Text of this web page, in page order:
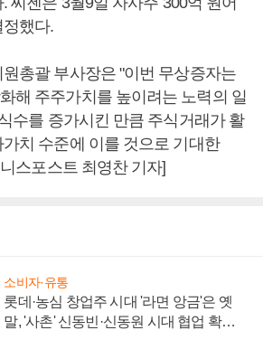
했다.
총괄 부사장은 "이번 무상증자는
해 주주가치를 높이려는 노력의 일
수를 증가시킨 만큼 주식거래가 활
치 수준에 이를 것으로 기대한
스포스트 최영찬 기자]
소비자·유통
롯데·농심 창업주 시대 '라면 앙금'은 옛
말, '사촌' 신동빈·신동원 시대 협업 확대